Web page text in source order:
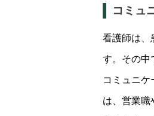
コミュ
看護師は、
す。その中
コミュニケ
は、営業職